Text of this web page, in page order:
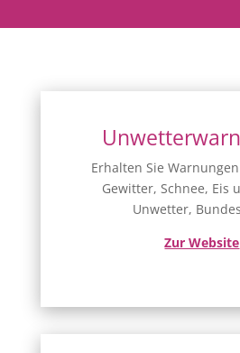
Erhalten Sie
Gewitter, Schnee, Eis
Unwetter,
Zur Website